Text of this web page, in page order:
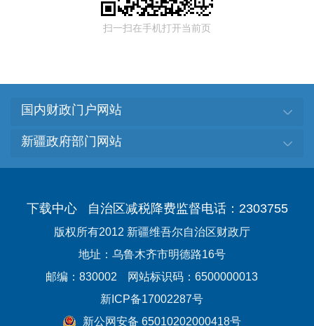
扫一扫在手机打开当前页
国内财政门户网站
新疆政府部门网站
下载中心 自治区减税降费监督电话：2303755
版权所有2012 新疆维吾尔自治区财政厅
地址：乌鲁木齐市明德路16号
邮编：830002
网站标识码：6500000013
新ICP备17002287号
新公网安备 65010202000418号